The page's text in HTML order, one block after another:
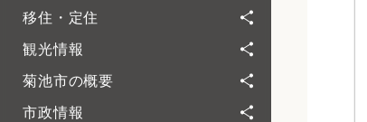
移住・定住
観光情報
菊池市の概要
市政情報